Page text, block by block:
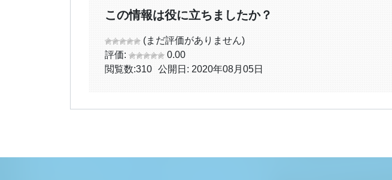
この情報は役に立ちましたか？
(まだ評価がありません)
評価:
0.00
閲覧数:310 公開日: 2020年08月05日